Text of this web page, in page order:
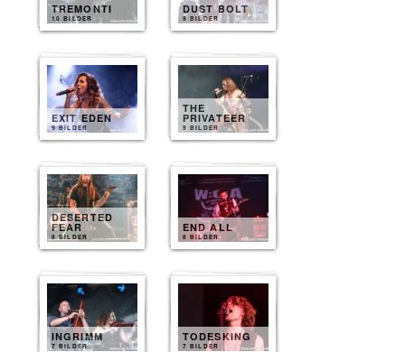
TREMONTI
10 BILDER
DUST BOLT
9 BILDER
EXIT EDEN
9 BILDER
THE
PRIVATEER
9 BILDER
DESERTED
FEAR
8 BILDER
END ALL
8 BILDER
INGRIMM
7 BILDER
TODESKING
7 BILDER